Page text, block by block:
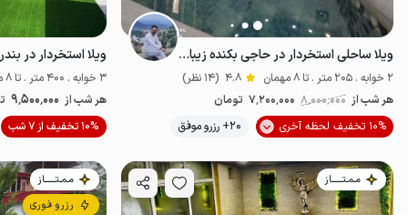
ویلا ساحلی استخردار در حاجی بکنده زیباکنار
2 خوابه . 205 متر . تا 8 مهمان 4.8 (14 نظر)
هر شب از 8٬000٬000 7٬200٬000 تومان
10% تخفیف لحظه آخری
20+ رزرو موفق خوش منظره
3 خوابه . 400 متر . تا 8 مهمان
هر شب از 9٬500٬000
10% تخفیف از 7 شب
مـمـتــــــاز
مـمـتــــــاز
رزرو فوری